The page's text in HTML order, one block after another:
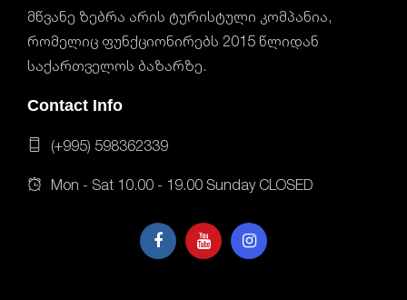
მწვანე ზებრა არის ტურისტული კომპანია,
რომელიც ფუნქციონირებს 2015 წლიდან
საქართველოს ბაზარზე.
Contact Info
(+995) 598362339
Mon - Sat 10.00 - 19.00 Sunday CLOSED